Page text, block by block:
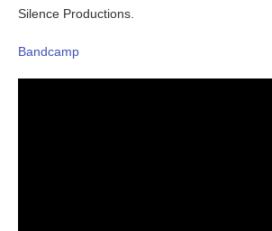
Silence Productions.
Bandcamp